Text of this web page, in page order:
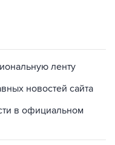
ленту
новостей сайта
в официальном